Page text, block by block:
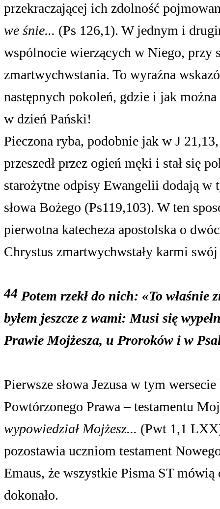
przekraczającej ich zdolność
we śnie... (Ps 126,1). W jednym i
wspólnocie wierzących w Niego, przy
zmartwychwstania. To wyraźna
następnych pokoleń, gdzie i jak
w dzień Pański!
Pieczona ryba, podobnie jak w J
przeszedł przez ogień męki i stał się
starożytne odpisy Ewangelii dodają w
słowa Bożego (Ps119,103). W ten
pierwotna katecheza apostolska o
Chrystus zmartwychwstały karmi
44 Potem rzekł do nich: «To właśnie
byłem jeszcze z wami: Musi się
Prawie Mojżesza, u Proroków i w
Pierwsze słowa Jezusa w tym
Powtórzonego Prawa – testamentu
wypowiedział Mojżesz... (Pwt 1,1
pozostawia uczniom testament
Emaus, że wszystkie Pisma ST
dokonało.